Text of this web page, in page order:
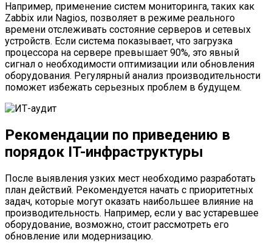
Например, применение систем мониторинга, таких как
Zabbix или Nagios, позволяет в режиме реального
времени отслеживать состояние серверов и сетевых
устройств. Если система показывает, что загрузка
процессора на сервере превышает 90%, это явный
сигнал о необходимости оптимизации или обновления
оборудования. Регулярный анализ производительности
поможет избежать серьезных проблем в будущем.
Рекомендации по приведению в
порядок IT-инфраструктуры
После выявления узких мест необходимо разработать
план действий. Рекомендуется начать с приоритетных
задач, которые могут оказать наибольшее влияние на
производительность. Например, если у вас устаревшее
оборудование, возможно, стоит рассмотреть его
обновление или модернизацию.